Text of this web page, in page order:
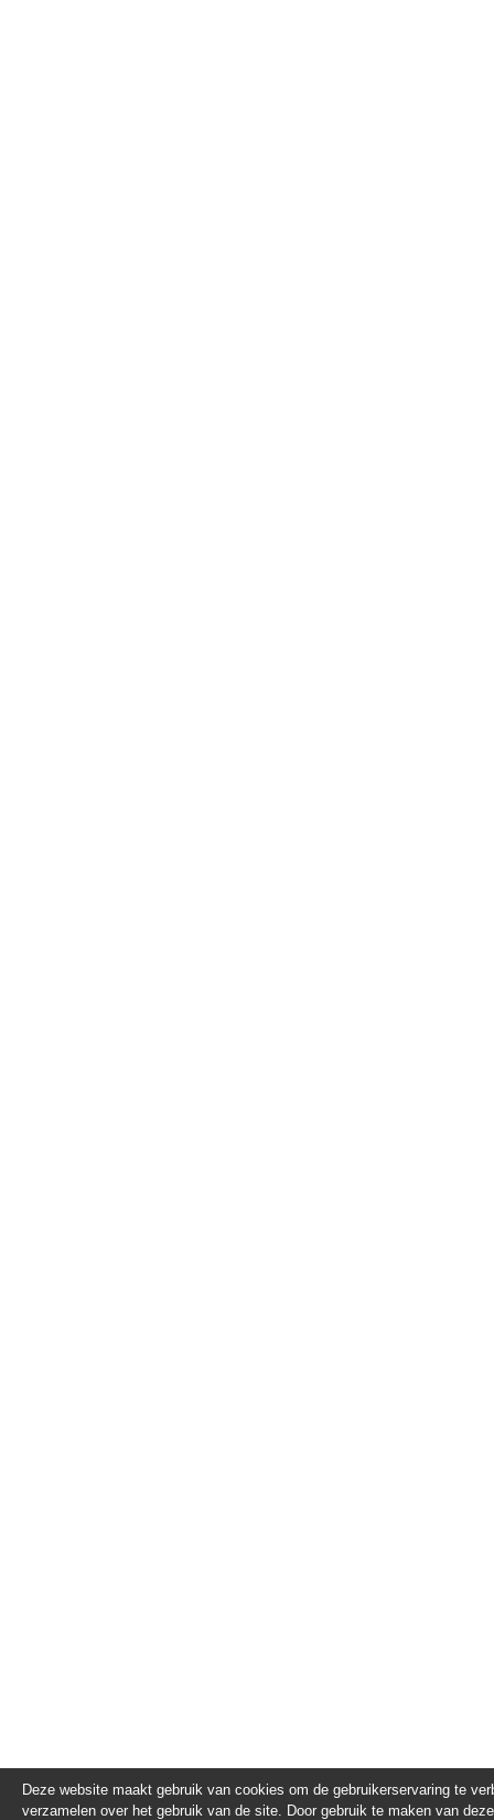
Deze website maakt gebruik van cookies om de gebruikerservaring te
verzamelen over het gebruik van de site. Door gebruik te maken van